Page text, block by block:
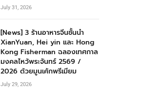
July 31, 2026
[News] 3 ร้านอาหารจีนชั้นนำ
XianYuan, Hei yin และ Hong
Kong Fisherman ฉลองเทศกาล
มงคลไหว้พระจันทร์ 2569 /
2026 ด้วยมูนเค้กพรีเมียม
July 29, 2026